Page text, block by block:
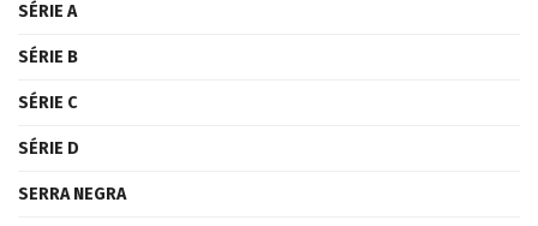
SÉRIE A
SÉRIE B
SÉRIE C
SÉRIE D
SERRA NEGRA